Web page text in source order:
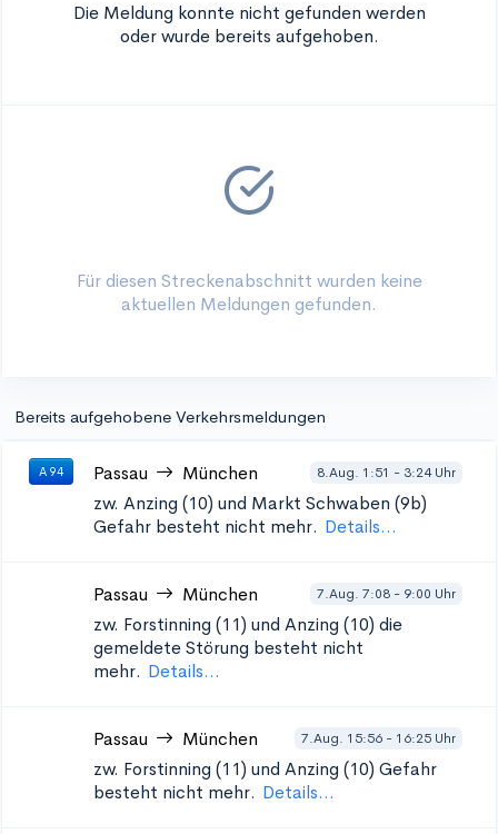
Die Meldung konnte nicht gefunden werden
oder wurde bereits aufgehoben.
Für diesen Streckenabschnitt wurden keine
aktuellen Meldungen gefunden.
Bereits aufgehobene Verkehrsmeldungen
A 94 Passau München 8.Aug. 1:51 - 3:24 Uhr
zw. Anzing (10) und Markt Schwaben (9b)
Gefahr besteht nicht mehr. Details...
Passau München 7.Aug. 7:08 - 9:00 Uhr
zw. Forstinning (11) und Anzing (10) die
gemeldete Störung besteht nicht
mehr. Details...
Passau München 7.Aug. 15:56 - 16:25 Uhr
zw. Forstinning (11) und Anzing (10) Gefahr
besteht nicht mehr. Details...